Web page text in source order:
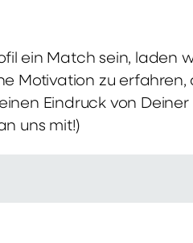
ein Match sein, laden
Motivation zu
Eindruck von
uns mit!)